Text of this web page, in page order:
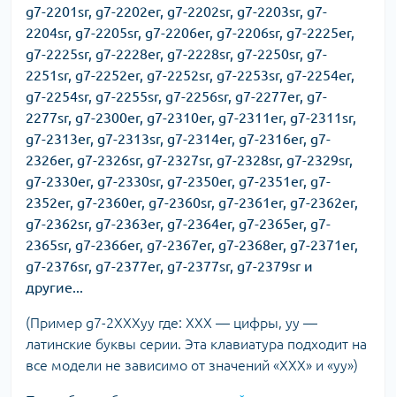
g7-2201sr, g7-2202er, g7-2202sr, g7-2203sr, g7-
2204sr, g7-2205sr, g7-2206er, g7-2206sr, g7-2225er,
g7-2225sr, g7-2228er, g7-2228sr, g7-2250sr, g7-
2251sr, g7-2252er, g7-2252sr, g7-2253sr, g7-2254er,
g7-2254sr, g7-2255sr, g7-2256sr, g7-2277er, g7-
2277sr, g7-2300er, g7-2310er, g7-2311er, g7-2311sr,
g7-2313er, g7-2313sr, g7-2314er, g7-2316er, g7-
2326er, g7-2326sr, g7-2327sr, g7-2328sr, g7-2329sr,
g7-2330er, g7-2330sr, g7-2350er, g7-2351er, g7-
2352er, g7-2360er, g7-2360sr, g7-2361er, g7-2362er,
g7-2362sr, g7-2363er, g7-2364er, g7-2365er, g7-
2365sr, g7-2366er, g7-2367er, g7-2368er, g7-2371er,
g7-2376sr, g7-2377er, g7-2377sr, g7-2379sr и
другие...
(Пример g7-2XXXyy где: ХХХ — цифры, уу —
латинские буквы серии. Эта клавиатура подходит на
все модели не зависимо от значений «ХХХ» и «уу»)